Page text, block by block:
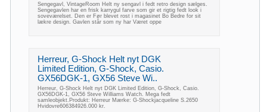
Sengegavl, VintageRoom Helt ny sengavl i fedt retro design sælges.
Sengegavlen har en frisk karrygul farve som gir et rigtig fedt look i
soveværelset. Den er Før blevet rost i magasinet Bo Bedre for sit
lækre design. Gavlen står som ny har Været oppe
Herreur, G-Shock Helt nyt DGK
Limited Edition, G-Shock, Casio.
GX56DGK-1, GX56 Steve Wi..
Herreur, G-Shock Helt nyt DGK Limited Edition, G-Shock, Casio.
GX56DGK-1, GX56 Steve Williams Watch. Mega fedt
samleobjekt.Produkt: Herreur Mærke: G-Shockjacqueline S.2650
Hvidovre606384926.000 kr.